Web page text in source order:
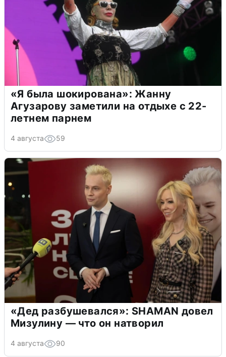
«Я была шокирована»: Жанну
Агузарову заметили на отдыхе с 22-
летнем парнем
4 августа 59
«Дед разбушевался»: SHAMAN довел
Мизулину — что он натворил
4 августа 90